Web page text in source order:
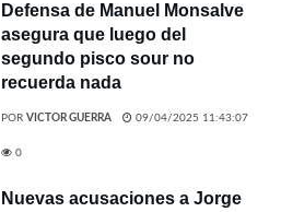
Defensa de Manuel Monsalve
asegura que luego del
segundo pisco sour no
recuerda nada
POR VICTOR GUERRA 09/04/2025 11:43:07
0
Nuevas acusaciones a Jorge